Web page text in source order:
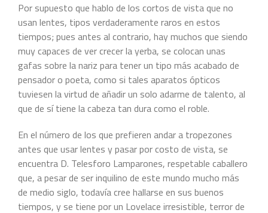
Por supuesto que hablo de los cortos de vista que no
usan lentes, tipos verdaderamente raros en estos
tiempos; pues antes al contrario, hay muchos que siendo
muy capaces de ver crecer la yerba, se colocan unas
gafas sobre la nariz para tener un tipo más acabado de
pensador o poeta, como si tales aparatos ópticos
tuviesen la virtud de añadir un solo adarme de talento, al
que de sí tiene la cabeza tan dura como el roble.
En el número de los que prefieren andar a tropezones
antes que usar lentes y pasar por costo de vista, se
encuentra D. Telesforo Lamparones, respetable caballero
que, a pesar de ser inquilino de este mundo mucho más
de medio siglo, todavía cree hallarse en sus buenos
tiempos, y se tiene por un Lovelace irresistible, terror de